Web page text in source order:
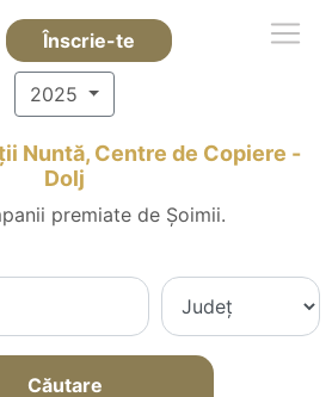
Înscrie-te
2025
Nuntă, Centre de Copiere -
Dolj
premiate de Șoimii.
Căutare